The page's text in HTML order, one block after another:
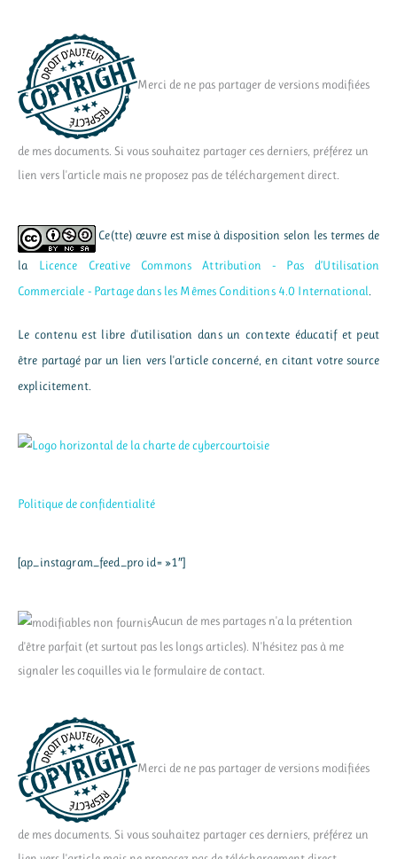
Merci de ne pas partager de versions modifiées
de mes documents. Si vous souhaitez partager ces derniers, préférez un
lien vers l'article mais ne proposez pas de téléchargement direct.
Ce(tte) œuvre est mise à disposition selon les termes de
la Licence Creative Commons Attribution - Pas d’Utilisation
Commerciale - Partage dans les Mêmes Conditions 4.0 International
Le contenu est libre d'utilisation dans un contexte éducatif et peut
être partagé par un lien vers l'article concerné, en citant votre source
explicitement.
Politique de confidentialité
[ap_instagram_feed_pro id= »1″]
Aucun de mes partages n'a la prétention
d'être parfait (et surtout pas les longs articles). N'hésitez pas à me
signaler les coquilles via le formulaire de contact.
Merci de ne pas partager de versions modifiées
de mes documents. Si vous souhaitez partager ces derniers, préférez un